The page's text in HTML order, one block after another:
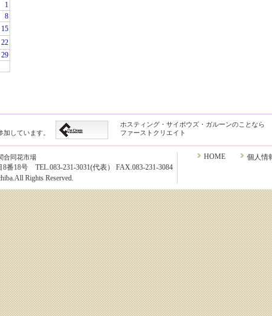
1
8
15
22
29
加しています。
ホスティング・サイボウズ・ガルーンのことなら
ファーストクリエイト
合同花市場
18号 TEL.083-231-3031(代表） FAX.083-231-3084
Rights Reserved.
個人情
HOME